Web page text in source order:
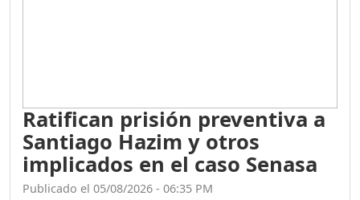
Ratifican prisión preventiva a
Santiago Hazim y otros
implicados en el caso Senasa
Publicado el 05/08/2026 - 06:35 PM